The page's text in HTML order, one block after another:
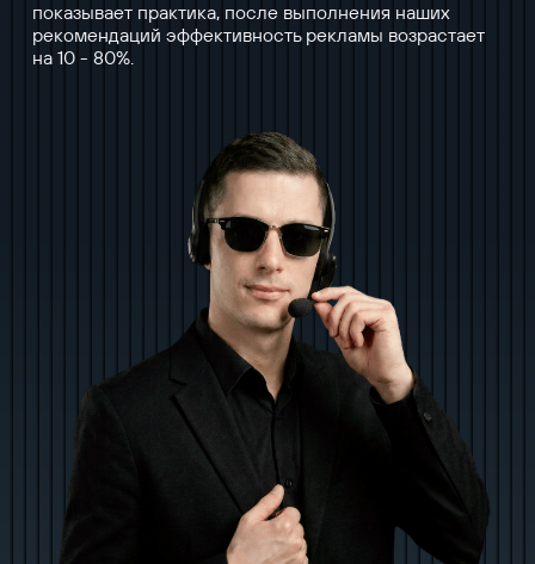
показывает практика, после выполнения наших
рекомендаций эффективность рекламы возрастает
на 10 - 80%.